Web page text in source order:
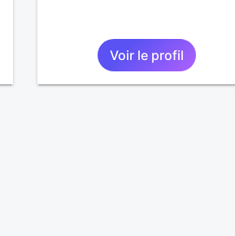
Voir le profil